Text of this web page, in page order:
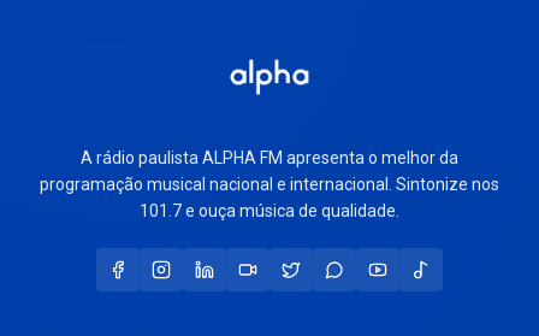
A rádio paulista ALPHA FM apresenta o melhor da
programação musical nacional e internacional. Sintonize nos
101.7 e ouça música de qualidade.